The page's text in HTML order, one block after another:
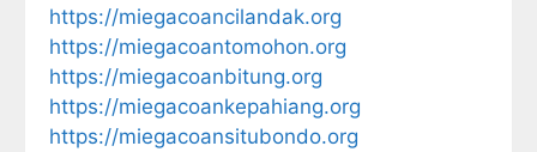
https://miegacoancilandak.org
https://miegacoantomohon.org
https://miegacoanbitung.org
https://miegacoankepahiang.org
https://miegacoansitubondo.org